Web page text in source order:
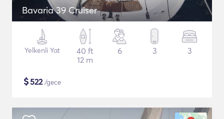
Bavaria 39 Cruiser
Yelkenli Yat
40 ft
12 m
6 3 3
$522/gece